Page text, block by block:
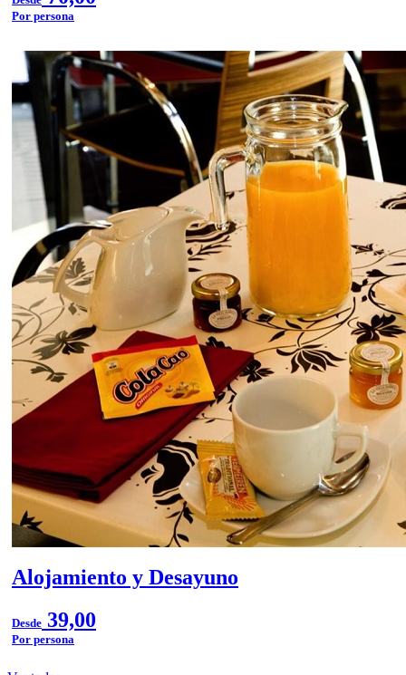
Por persona
Alojamiento y Desayuno
Desde 39,00
Por persona